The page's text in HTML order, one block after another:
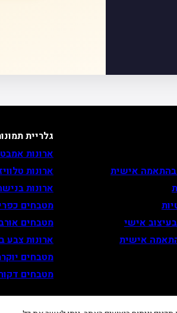
בהתאמה אישית
אישי
אישית
גלריית
ארונות
ארונות
ארונות
מטבחים
מטבחים
ארונות צבע
מטבחים
מטבחים